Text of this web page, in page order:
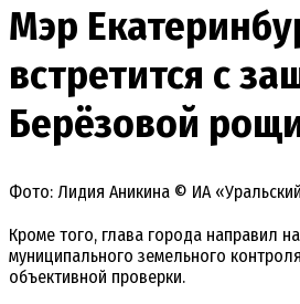
Мэр
встретится с
Берёзовой
Фото: Лидия Аникина © ИА
Кроме того, глава города направил
муниципального земельного
объективной проверки.